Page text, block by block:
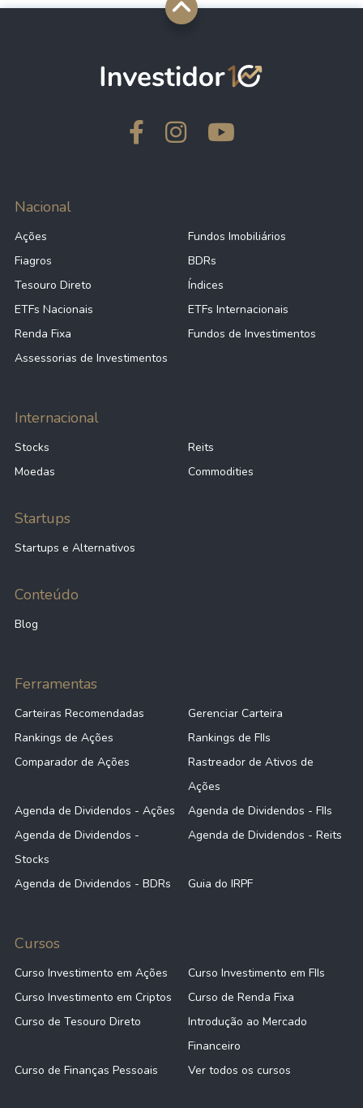
Nacional
Ações
Fundos Imobiliários
Fiagros
BDRs
Tesouro Direto
Índices
ETFs Nacionais
ETFs Internacionais
Renda Fixa
Fundos de Investimentos
Assessorias de Investimentos
Internacional
Stocks
Reits
Moedas
Commodities
Startups
Startups e Alternativos
Conteúdo
Blog
Ferramentas
Carteiras Recomendadas
Gerenciar Carteira
Rankings de Ações
Rankings de FIIs
Comparador de Ações
Rastreador de Ativos de
Ações
Agenda de Dividendos - Ações
Agenda de Dividendos - FIIs
Agenda de Dividendos -
Stocks
Agenda de Dividendos - Reits
Agenda de Dividendos - BDRs Guia do IRPF
Cursos
Curso Investimento em Ações
Curso Investimento em FIIs
Curso Investimento em Criptos
Curso de Renda Fixa
Curso de Tesouro Direto
Introdução ao Mercado
Financeiro
Curso de Finanças Pessoais
Ver todos os cursos